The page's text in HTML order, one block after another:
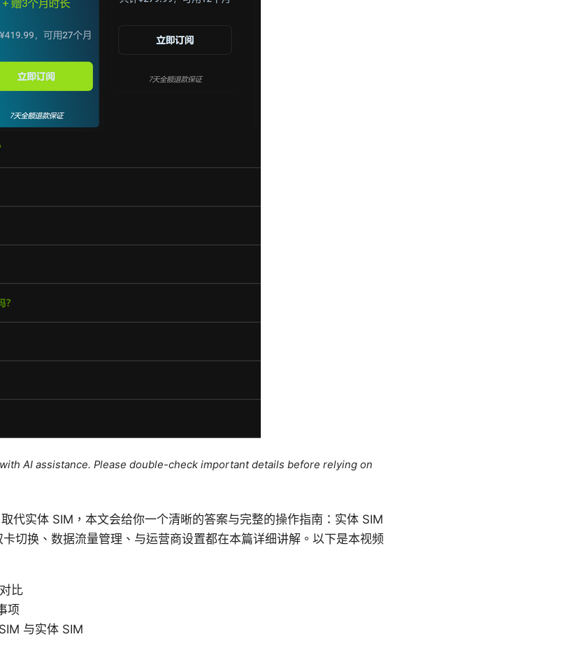
AI assistance. Please double-check important details before relying on
代实体 SIM，本文会给你一个清晰的答案与完整的操作指南：实体 SIM
切换、数据流量管理、与运营商设置都在本篇详细讲解。以下是本视频
比
项
与实体 SIM